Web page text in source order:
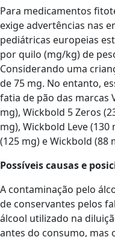
Para medicamentos
exige advertências nas
pediátricas europeias
por quilo (mg/kg) de
Considerando uma
de 75 mg. No entanto,
fatia de pão das marcas
mg), Wickbold 5 Zeros
mg), Wickbold Leve (130
(125 mg) e Wickbold (88
Possíveis causas e
A contaminação pelo
de conservantes pelos
álcool utilizado na
antes do consumo, mas